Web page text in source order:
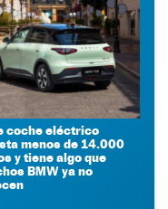
coche eléctrico
menos de 14.000
y tiene algo que
BMW ya no